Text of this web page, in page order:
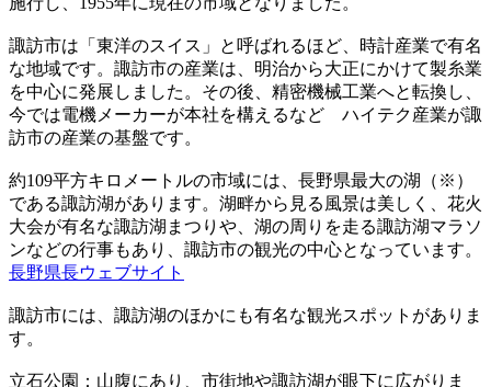
諏訪市は「東洋のスイス」と呼ばれるほど、時計産業で有名
な地域です。諏訪市の産業は、明治から大正にかけて製糸業
を中心に発展しました。その後、精密機械工業へと転換し、
今では電機メーカーが本社を構えるなど ハイテク産業が諏
訪市の産業の基盤です。
約109平方キロメートルの市域には、長野県最大の湖（※）
である諏訪湖があります。湖畔から見る風景は美しく、花火
大会が有名な諏訪湖まつりや、湖の周りを走る諏訪湖マラソ
ンなどの行事もあり、諏訪市の観光の中心となっています。
長野県長ウェブサイト
諏訪市には、諏訪湖のほかにも有名な観光スポットがありま
す。
立石公園：山腹にあり、市街地や諏訪湖が眼下に広がりま